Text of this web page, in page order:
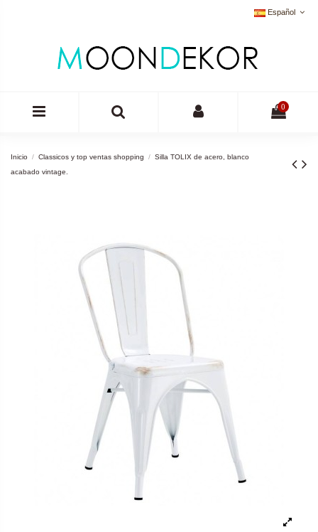
Español
0
Inicio Classicos y top ventas shopping
Silla TOLIX de acero, blanco
acabado vintage.